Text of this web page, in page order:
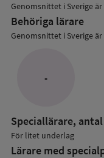
Genomsnittet i Sverige är
Behöriga lärare
Genomsnittet i Sverige är
-
Speciallärare,
För litet underlag
Lärare med